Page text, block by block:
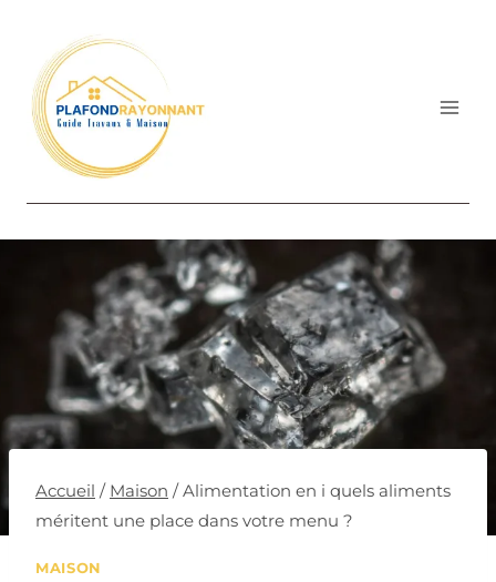
contenu
Accueil / Maison / Alimentation en i quels aliments
méritent une place dans votre menu ?
MAISON